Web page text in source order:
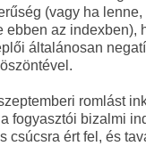
(vagy ha lenne,
ebben az indexben),
általánosan
romlást
fogyasztói bizalmi
csúcsra ért fel, és